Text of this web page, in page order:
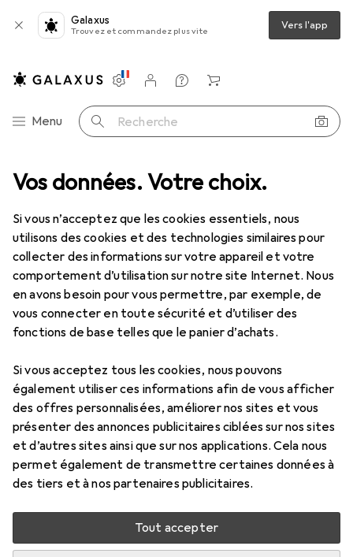
Vos données. Votre choix.
Si vous n’acceptez que les cookies essentiels, nous
utilisons des cookies et des technologies similaires pour
collecter des informations sur votre appareil et votre
comportement d’utilisation sur notre site Internet. Nous
en avons besoin pour vous permettre, par exemple, de
vous connecter en toute sécurité et d’utiliser des
fonctions de base telles que le panier d’achats.
Si vous acceptez tous les cookies, nous pouvons
également utiliser ces informations afin de vous afficher
des offres personnalisées, améliorer nos sites et vous
présenter des annonces publicitaires ciblées sur nos sites
et d’autres sites ainsi que sur nos applications. Cela nous
permet également de transmettre certaines données à
des tiers et à nos partenaires publicitaires.
Tout accepter
Galaxus
Trouvez et commandez plus vite Vers l'app
Navigation par catégorie
Menu Recherche
Paramètres
Compte client
Listes de comparaison
Listes d'envies
Panier
: accessoires Cejn Adaptateur pivotant Stream-Line
CejnAdaptateur pivotant Stream-
Line
EUR
16,90
2
Évaluations Marque
Plus de produits Cejn
Livré entre ven, 14/8 et mar, 18/8
8 pièces en stock chez le fournisseur
Ajouter au panier